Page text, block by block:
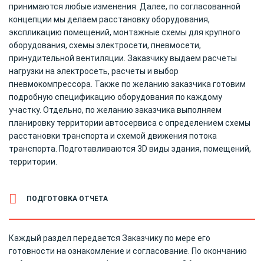
принимаются любые изменения. Далее, по согласованной
концепции мы делаем расстановку оборудования,
экспликацию помещений, монтажные схемы для крупного
оборудования, схемы электросети, пневмосети,
принудительной вентиляции. Заказчику выдаем расчеты
нагрузки на электросеть, расчеты и выбор
пневмокомпрессора. Также по желанию заказчика готовим
подробную спецификацию оборудования по каждому
участку. Отдельно, по желанию заказчика выполняем
планировку территории автосервиса с определением схемы
расстановки транспорта и схемой движения потока
транспорта. Подготавливаются 3D виды здания, помещений,
территории.
ПОДГОТОВКА ОТЧЕТА
Каждый раздел передается Заказчику по мере его
готовности на ознакомление и согласование. По окончанию